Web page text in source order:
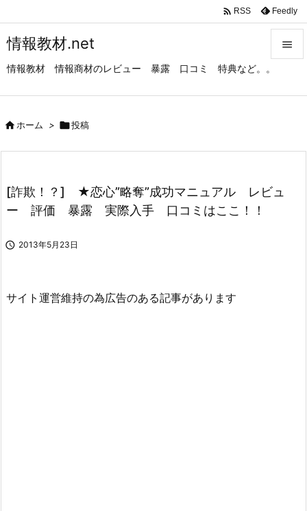
情報教材.net
情報教材 情報商材のレビュー 暴露 口コミ 特典など。。

次へ
 RSS Feedly
ホーム > 投稿
[詐欺！？] ★恋心”略奪”成功マニュアル レビュ
ー 評価 暴露 実際入手 口コミはここ！！
 2013年5月23日
サイト運営維持の為広告のある記事があります